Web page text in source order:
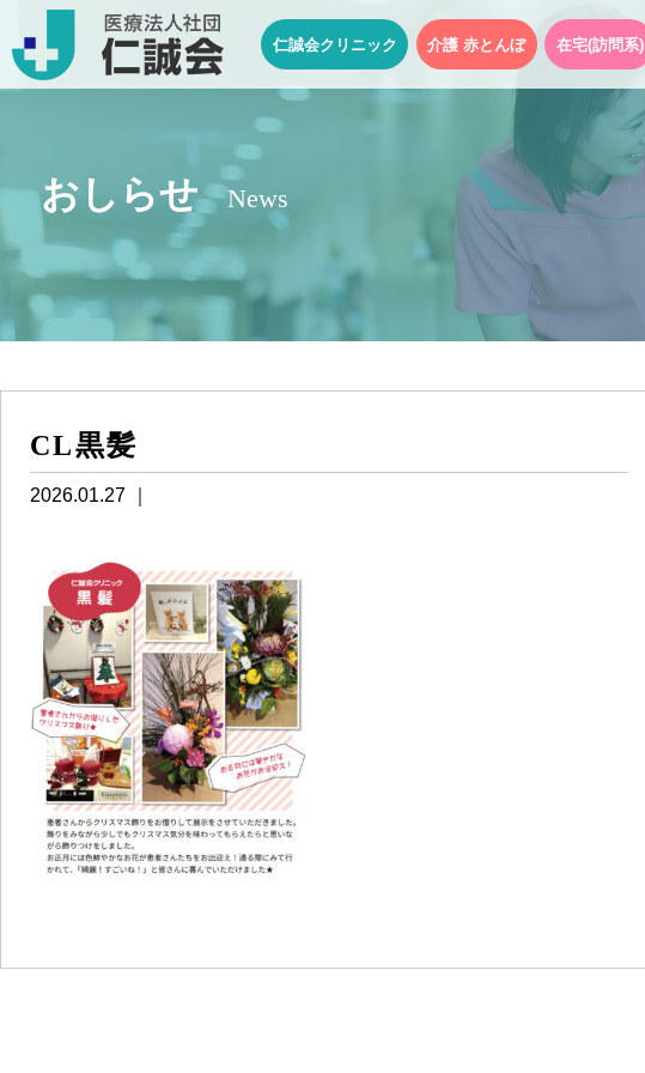
仁誠会クリニック 介護 赤とんぼ 在宅(訪問系)
おしらせ News
CL黒髪
2026.01.27 ｜